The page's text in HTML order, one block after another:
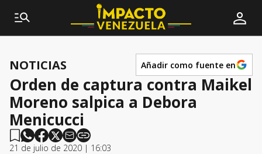
NOTICIAS Añadir como fuente en
Orden de captura contra Maikel
Moreno salpica a Debora
Menicucci
21 de julio de 2020 | 16:03